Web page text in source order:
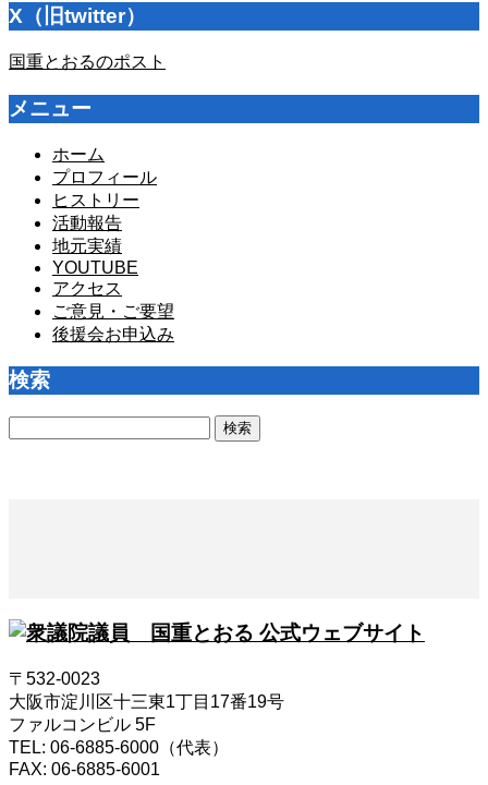
X（旧twitter）
国重とおるのポスト
メニュー
ホーム
プロフィール
ヒストリー
活動報告
地元実績
YOUTUBE
アクセス
ご意見・ご要望
後援会お申込み
検索
〒532-0023
大阪市淀川区十三東1丁目17番19号
ファルコンビル 5F
TEL: 06-6885-6000（代表）
FAX: 06-6885-6001